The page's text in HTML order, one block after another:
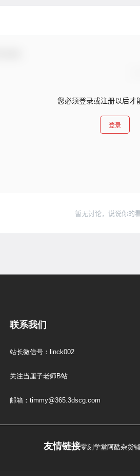
您必须登录或注册以后才
登录
暂无讨论，说说你的
联系我们
站长微信号：linck002
关注当厘子老师B站
邮箱：timmy@365.3dscg.com
友情链接零刻学堂阿酷杂货铺